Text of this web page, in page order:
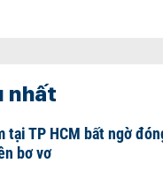
nhất
tại TP HCM bất ngờ
bơ vơ